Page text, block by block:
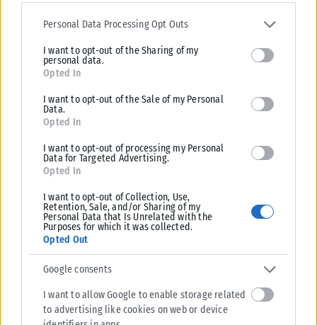
Please note that this website/app uses one or more Google
services and may gather and store information including but not
deny consent to Google and its third-party tags to use your data
for below specified purposes in below Google consent section.
Personal Data Processing Opt Outs
I want to opt-out of the Sharing of my
personal data.
Opted In
I want to opt-out of the Sale of my Personal
Data.
Opted In
I want to opt-out of processing my Personal
Data for Targeted Advertising.
Opted In
I want to opt-out of Collection, Use,
Retention, Sale, and/or Sharing of my
Personal Data that Is Unrelated with the
Purposes for which it was collected.
Opted Out
Google consents
I want to allow Google to enable storage related
to advertising like cookies on web or device
Σχετικά Άρθρα
Μεγάλη πρωτιά για το OPEN: Πρώτο σε εμπιστοσύνη
σύμφωνα με το Reuters Institute
Σημαντική διάκριση για το OPEN καταγράφεται στη φετινή έκθεση του